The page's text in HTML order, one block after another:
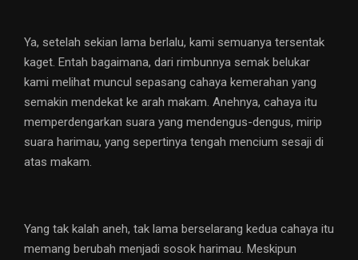
Ya, setelah sekian lama berlalu, kami semuanya tersentak
kaget. Entah bagaimana, dari rimbunnya semak belukar
kami melihat muncul sepasang cahaya kemerahan yang
semakin mendekat ke arah makam. Anehnya, cahaya itu
memperdengarkan suara yang mendengus-dengus, mirip
suara harimau, yang sepertinya tengah mencium sesaji di
atas makam.
Yang tak kalah aneh, tak lama berselarang kedua cahaya itu
memang berubah menjadi sosok harimau. Meskipun